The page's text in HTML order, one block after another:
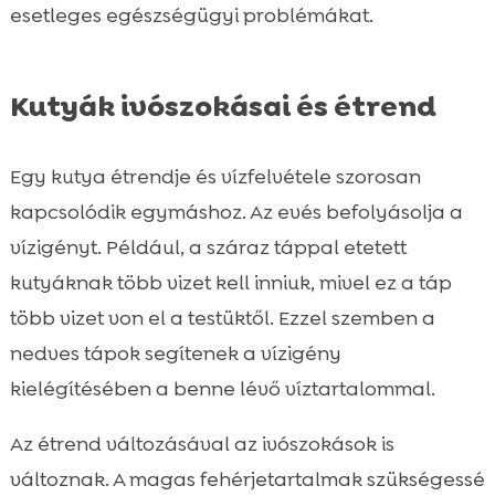
esetleges egészségügyi problémákat.
Kutyák ivószokásai és étrend
Egy kutya étrendje és vízfelvétele szorosan
kapcsolódik egymáshoz. Az evés befolyásolja a
vízigényt. Például, a száraz táppal etetett
kutyáknak több vizet kell inniuk, mivel ez a táp
több vizet von el a testüktől. Ezzel szemben a
nedves tápok segítenek a vízigény
kielégítésében a benne lévő víztartalommal.
Az étrend változásával az ivószokások is
változnak. A magas fehérjetartalmak szükségessé